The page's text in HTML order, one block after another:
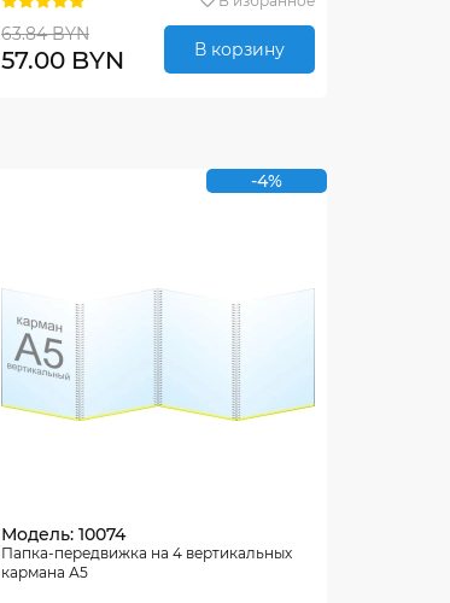
63.84 BYN
57.00 BYN В корзину
-4%
Модель: 10074
Папка-передвижка на 4 вертикальных
кармана А5